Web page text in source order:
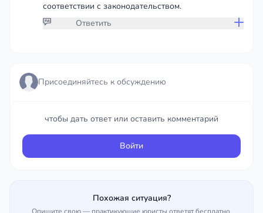
соответствии с законодательством.
Ответить
Войти
Присоединяйтесь к обсуждению
чтобы дать ответ или оставить комментарий
Войти
Похожая ситуация?